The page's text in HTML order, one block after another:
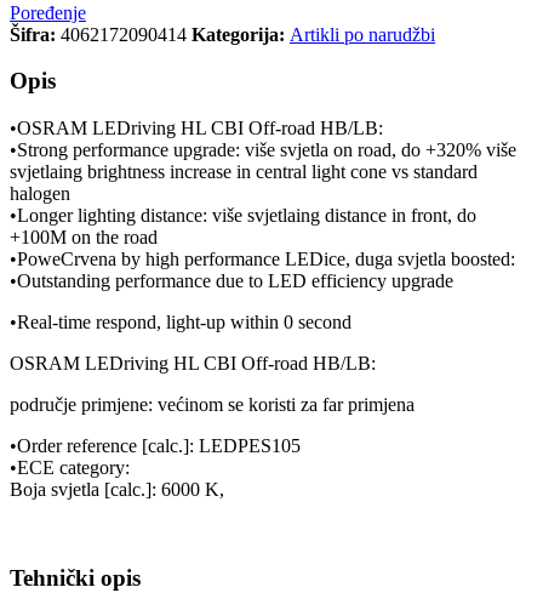
Poređenje
Šifra: 4062172090414 Kategorija: Artikli po narudžbi
Opis
•OSRAM LEDriving HL CBI Off-road HB/LB:
•Strong performance upgrade: više svjetla on road, do +320% više
svjetlaing brightness increase in central light cone vs standard
halogen
•Longer lighting distance: više svjetlaing distance in front, do
+100M on the road
•PoweCrvena by high performance LEDice, duga svjetla boosted:
•Outstanding performance due to LED efficiency upgrade
•Real-time respond, light-up within 0 second
OSRAM LEDriving HL CBI Off-road HB/LB:
područje primjene: većinom se koristi za far primjena
•Order reference [calc.]: LEDPES105
•ECE category:
Boja svjetla [calc.]: 6000 K,
Tehnički opis